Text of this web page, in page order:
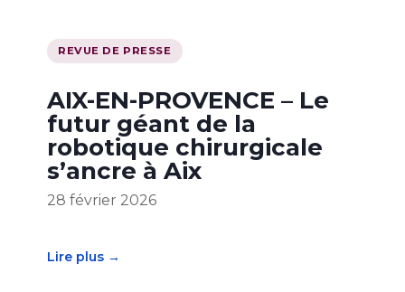
REVUE DE PRESSE
AIX-EN-PROVENCE – Le
futur géant de la
robotique chirurgicale
s’ancre à Aix
28 février 2026
Lire plus →